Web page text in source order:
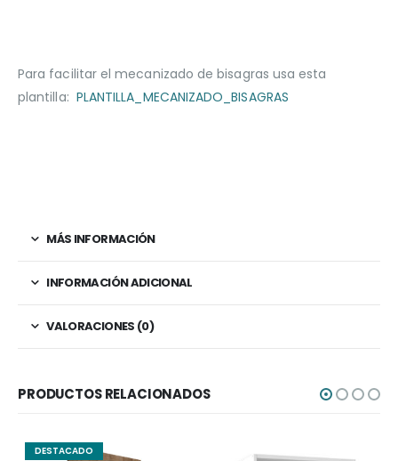
Para facilitar el mecanizado de bisagras usa esta
plantilla: PLANTILLA_MECANIZADO_BISAGRAS
MÁS INFORMACIÓN
INFORMACIÓN ADICIONAL
VALORACIONES (0)
PRODUCTOS RELACIONADOS
DESTACADO